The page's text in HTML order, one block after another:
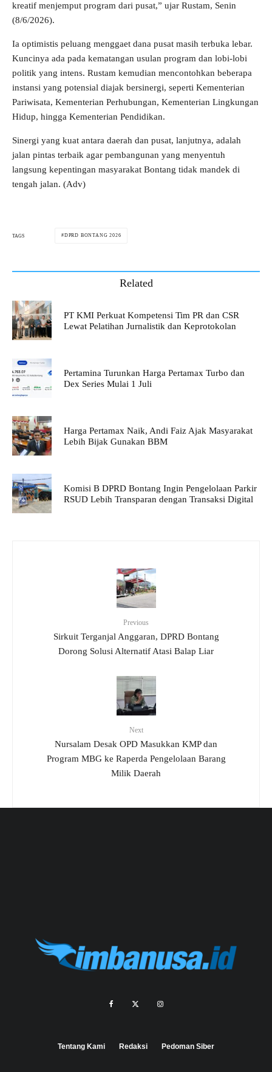
kreatif menjemput program dari pusat,” ujar Rustam, Senin
(8/6/2026).
Ia optimistis peluang menggaet dana pusat masih terbuka lebar.
Kuncinya ada pada kematangan usulan program dan lobi-lobi
politik yang intens. Rustam kemudian mencontohkan beberapa
instansi yang potensial diajak bersinergi, seperti Kementerian
Pariwisata, Kementerian Perhubungan, Kementerian Lingkungan
Hidup, hingga Kementerian Pendidikan.
Sinergi yang kuat antara daerah dan pusat, lanjutnya, adalah
jalan pintas terbaik agar pembangunan yang menyentuh
langsung kepentingan masyarakat Bontang tidak mandek di
tengah jalan. (Adv)
TAGS DPRD BONTANG 2026
Related
PT KMI Perkuat Kompetensi Tim PR dan CSR
Lewat Pelatihan Jurnalistik dan Keprotokolan
Pertamina Turunkan Harga Pertamax Turbo dan
Dex Series Mulai 1 Juli
Harga Pertamax Naik, Andi Faiz Ajak Masyarakat
Lebih Bijak Gunakan BBM
Komisi B DPRD Bontang Ingin Pengelolaan Parkir
RSUD Lebih Transparan dengan Transaksi Digital
Previous
Sirkuit Terganjal Anggaran, DPRD Bontang
Dorong Solusi Alternatif Atasi Balap Liar
Next
Nursalam Desak OPD Masukkan KMP dan
Program MBG ke Raperda Pengelolaan Barang
Milik Daerah
Tentang Kami Redaksi Pedoman Siber